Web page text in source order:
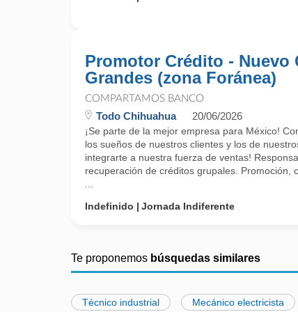
Promotor Crédito - Nuevo
Grandes (zona Foránea)
COMPARTAMOS BANCO
Todo Chihuahua 20/06/2026
¡Se parte de la mejor empresa para México!
los sueños de nuestros clientes y los de
integrarte a nuestra fuerza de ventas!
recuperación de créditos grupales. Promoción,
Indefinido
Jornada Indiferente
Te proponemos búsquedas similares
Técnico industrial Mecánico electricista